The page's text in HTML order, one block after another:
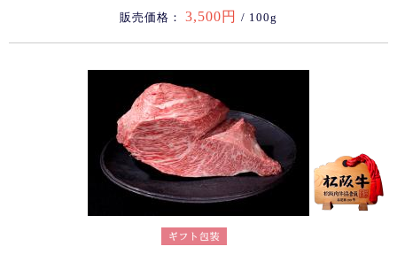
販売価格： 3,500円 / 100g